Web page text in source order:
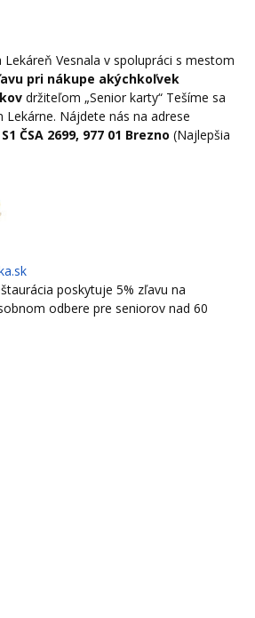
Lekáreň Vesnala v spolupráci s mestom
pri nákupe akýchkoľvek
držiteľom „Senior karty“ Tešíme sa
Lekárne. Nájdete nás na adrese
ČSA 2699, 977 01 Brezno (Najlepšia
poskytuje 5% zľavu na
odbere pre seniorov nad 60